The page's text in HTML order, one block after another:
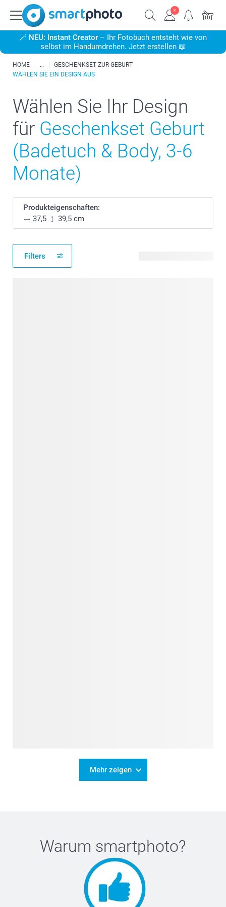
🪄 NEU: Instant Creator – Ihr Fotobuch entsteht wie von
selbst im Handumdrehen. Jetzt erstellen 📖
HOME
GESCHENKSET ZUR GEBURT
WÄHLEN SIE EIN DESIGN AUS
Wählen Sie Ihr Design
für Geschenkset Geburt
(Badetuch & Body, 3-6
Monate)
Produkteigenschaften:
37,5
39,5 cm
Filters
Mehr zeigen
Warum smartphoto?